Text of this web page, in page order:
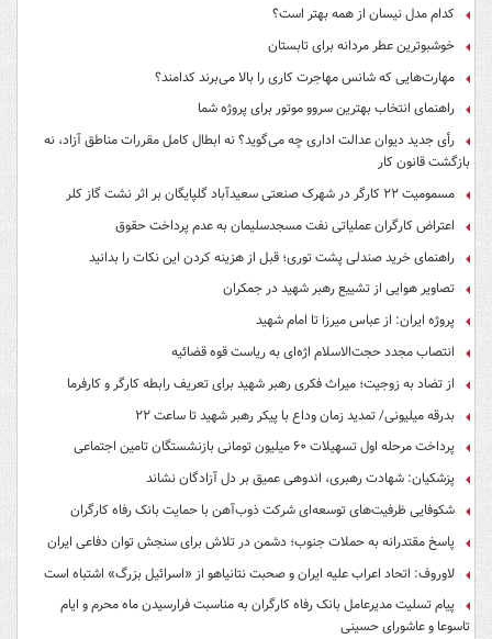
کدام مدل نیسان از همه بهتر است؟
خوشبوترین عطر مردانه برای تابستان
مهارت‌هایی که شانس مهاجرت کاری را بالا می‌برند کدامند؟
راهنمای انتخاب بهترین سروو موتور برای پروژه شما
رأی جدید دیوان عدالت اداری چه می‌گوید؟ نه ابطال کامل مقررات مناطق آزاد، نه
بازگشت قانون کار
مسمومیت ۲۲ کارگر در شهرک صنعتی سعیدآباد گلپایگان بر اثر نشت گاز کلر
اعتراض کارگران عملیاتی نفت مسجدسلیمان به عدم پرداخت حقوق
راهنمای خرید صندلی پشت توری؛ قبل از هزینه کردن این نکات را بدانید
تصاویر هوایی از تشییع رهبر شهید در جمکران
پروژه ایران: از عباس میرزا تا امام شهید
انتصاب مجدد حجت‌الاسلام اژه‌ای به ریاست قوه‌ قضائیه
از تضاد به زوجیت؛ میراث فکری رهبر شهید برای تعریف رابطه کارگر و کارفرما
بدرقه میلیونی/ تمدید زمان وداع با پیکر رهبر شهید تا ساعت ۲۲
پرداخت مرحله اول تسهیلات ۶۰ میلیون تومانی بازنشستگان تامین اجتماعی
پزشکیان: شهادت رهبری، اندوهی عمیق بر دل آزادگان نشاند
شکوفایی ظرفیت‌های توسعه‌ای شرکت ذوب‌آهن با حمایت‌ بانک رفاه کارگران
پاسخ مقتدرانه به حملات جنوب؛ دشمن در تلاش برای سنجش توان دفاعی ایران
لاوروف: اتحاد اعراب علیه ایران و صحبت نتانیاهو از «اسرائیل بزرگ» اشتباه است
پیام تسلیت مدیرعامل بانک رفاه کارگران به مناسبت فرارسیدن ماه محرم و ایام
تاسوعا و عاشورای حسینی